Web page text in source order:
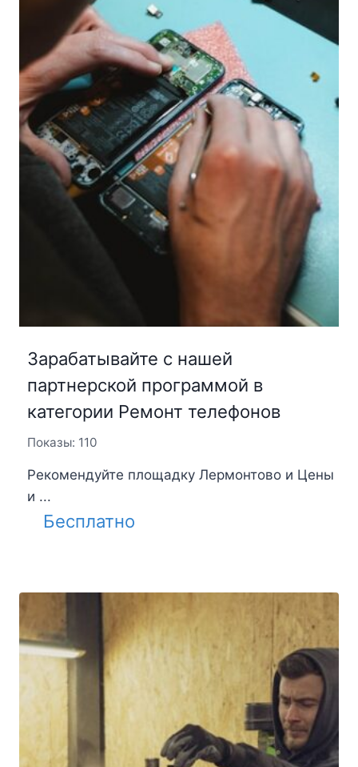
Зарабатывайте с нашей
партнерской программой в
категории Ремонт телефонов
Показы: 110
Рекомендуйте площадку Лермонтово и Цены
и ...
Бесплатно